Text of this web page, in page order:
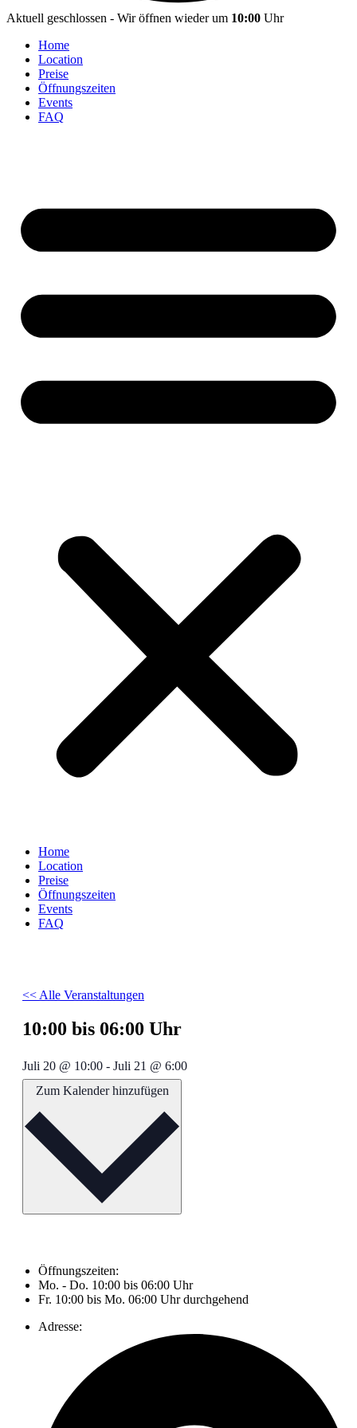
Aktuell geschlossen - Wir öffnen wieder um 10:00 Uhr
Home
Location
Preise
Öffnungszeiten
Events
FAQ
Home
Location
Preise
Öffnungszeiten
Events
FAQ
<< Alle Veranstaltungen
10:00 bis 06:00 Uhr
Juli 20 @ 10:00 - Juli 21 @ 6:00
Öffnungszeiten:
Mo. - Do. 10:00 bis 06:00 Uhr
Fr. 10:00 bis Mo. 06:00 Uhr durchgehend
Adresse: